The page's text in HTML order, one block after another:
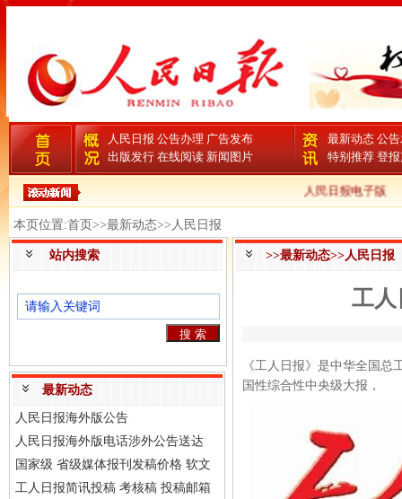
人民日报 公告办理 广告发布
出版发行 在线阅读 新闻图片
最新动态 公
特别推荐 登
人民日报电子版
本页位置:首页>>最新动态>>人民日报
站内搜索
最新动态
人民日报海外版公告
人民日报海外版电话涉外公告送达
国家级 省级媒体报刊发稿价格 软文
工人日报简讯投稿 考核稿 投稿邮箱
>>最新动态>>人民日报
工人
《工人日报》是中华全国总
国性综合性中央级大报，